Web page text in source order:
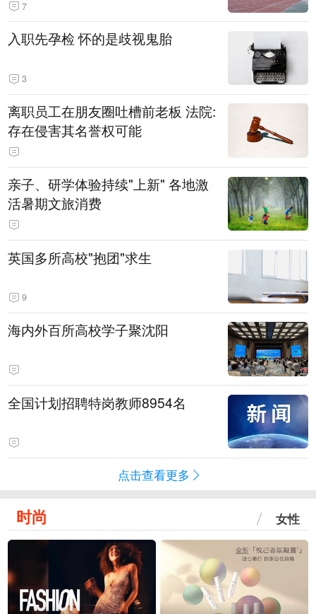
7
入职先孕检 怀的是歧视鬼胎
3
离职员工在朋友圈吐槽前老板 法院:
存在侵害其名誉权可能
亲子、研学体验持续"上新" 各地激
活暑期文旅消费
英国多所高校"抱团"求生
9
海内外百所高校学子聚沈阳
全国计划招聘特岗教师8954名
点击查看更多
时尚 女性